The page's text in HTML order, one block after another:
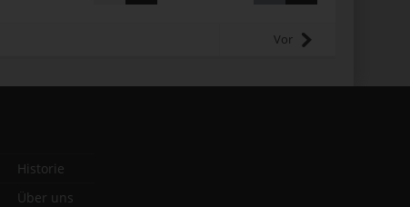
Vor
Historie
Über uns